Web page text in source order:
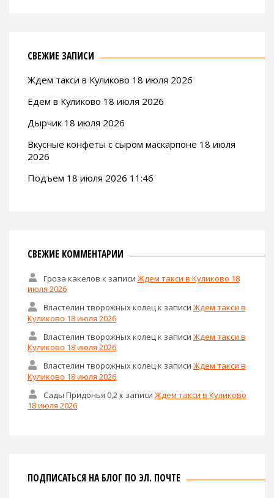
СВЕЖИЕ ЗАПИСИ
Ждем такси в Куликово 18 июля 2026
Едем в Куликово 18 июля 2026
Дырчик 18 июля 2026
Вкусные конфеты с сыром маскарпоне 18 июля
2026
Подъем 18 июля 2026 11:46
СВЕЖИЕ КОММЕНТАРИИ
Гроза какелов к записи Ждем такси в Куликово 18
июля 2026
Властелин творожных колецк записи Ждем такси в
Куликово 18 июля 2026
Властелин творожных колец к записи Ждем такси в
Куликово 18 июля 2026
Властелин творожных колецк записи Ждем такси в
Куликово 18 июля 2026
Сады Придонья 0,2 к записи Ждем такси в Куликово
18 июля 2026
ПОДПИСАТЬСЯ НА БЛОГ ПО ЭЛ. ПОЧТЕ